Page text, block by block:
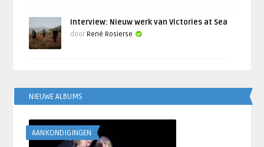
Interview: Nieuw werk van Victories at Sea
door René Rosierse
NIEUWE ALBUMS
AANKONDIGINGEN